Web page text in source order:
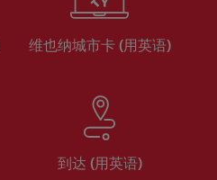
维也纳城市卡 (用英语)
到达 (用英语)